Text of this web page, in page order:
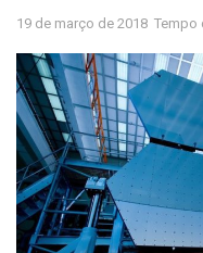
19 de março de 2018 Tempo